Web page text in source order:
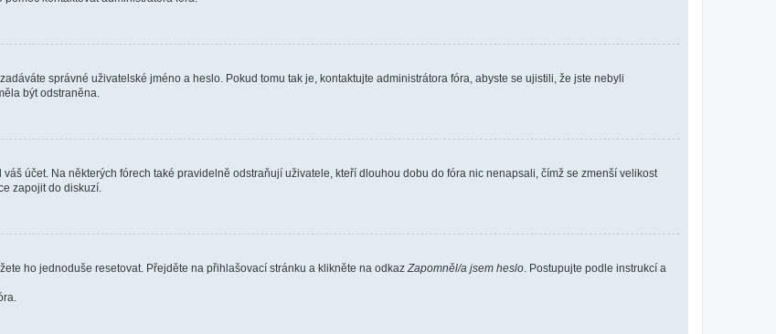
správné uživatelské jméno a heslo. Pokud tomu tak je, kontaktujte administrátora fóra, abyste se ujistili, že jste nebyli
být odstraněna.
účet. Na některých fórech také pravidelně odstraňují uživatele, kteří dlouhou dobu do fóra nic nenapsali, čímž se zmenší velikost
zapojit do diskuzí.
ho jednoduše resetovat. Přejděte na přihlašovací stránku a klikněte na odkazZapomněl/a jsem heslo. Postupujte podle instrukcí a